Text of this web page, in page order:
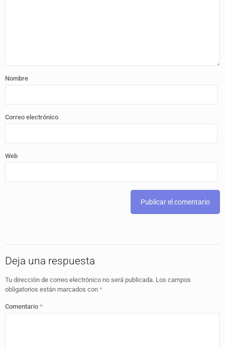
Nombre
Correo electrónico
Web
Deja una respuesta
Tu dirección de correo electrónico no será publicada. Los campos
obligatorios están marcados con *
Comentario *